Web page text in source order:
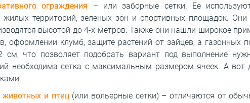
ограждения – или заборные сетки. Ее
территорий, зеленых зон и спортивных площадок.
высотой до 4-х метров. Также они нашли широкое
оформлении клумб, защите растений от зайцев, а газонных
см, что позволяет подобрать вариант под выполнение
необходима сетка с максимальным размером ячеек. А
и птиц(или вольерные сетки) – отличаются от